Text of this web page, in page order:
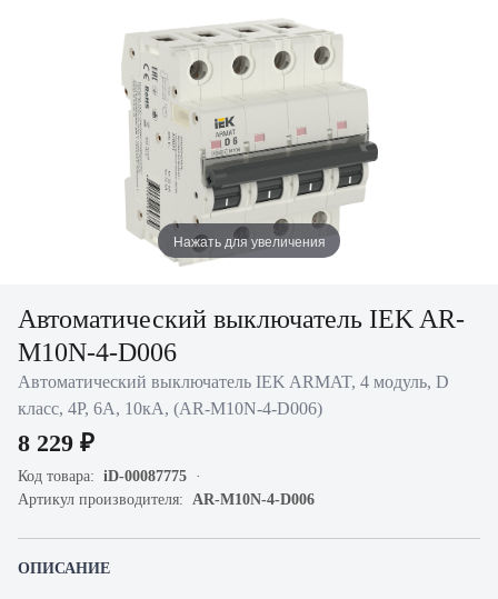
Нажать для увеличения
Автоматический выключатель IEK AR-
M10N-4-D006
Автоматический выключатель IEK ARMAT, 4 модуль, D
класс, 4P, 6А, 10кА, (AR-M10N-4-D006)
8 229 ₽
Код товара: iD-00087775
Артикул производителя: AR-M10N-4-D006
ОПИСАНИЕ